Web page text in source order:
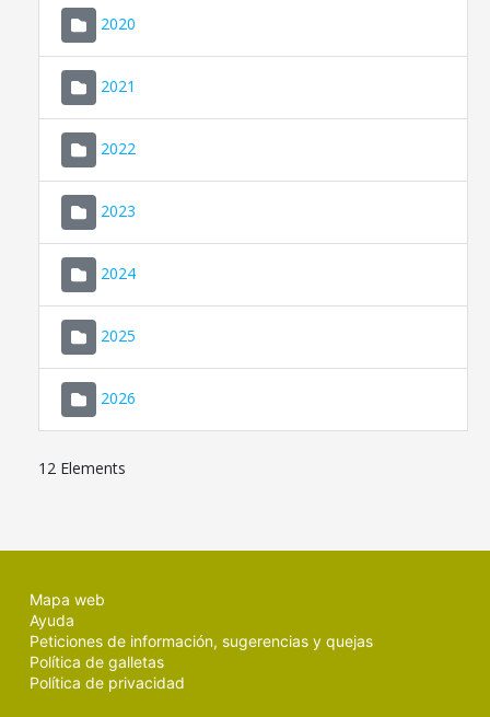
2020
2021
2022
2023
2024
2025
2026
12 Elements
Mapa web
Ayuda
Peticiones de información, sugerencias y quejas
Política de galletas
Política de privacidad